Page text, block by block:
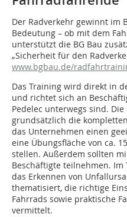
Der Radverkehr gewinnt im
Bedeutung – ob mit dem
unterstützt die BG Bau
„Sicherheit für den
www.bgbau.de/
Das Training wird direkt in
und richtet sich an
Pedelec unterwegs sind.
grundsätzlich die
das Unternehmen einen
eine Übungsfläche von ca.
stellen. Außerdem sollten
Beschäftigte teilnehmen.
das Erkennen von
thematisiert, die richtige
Fahrrads sowie praktische
vermittelt.